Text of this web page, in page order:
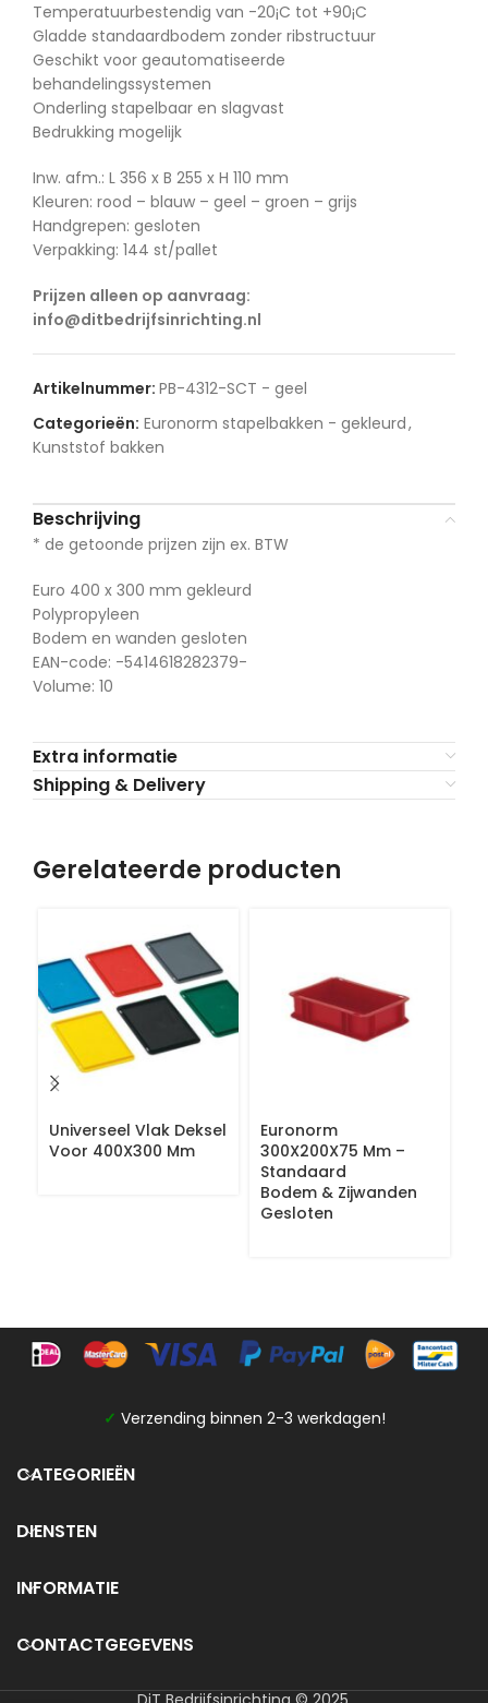
Temperatuurbestendig van -20¡C tot +90¡C
Gladde standaardbodem zonder ribstructuur
Geschikt voor geautomatiseerde
behandelingssystemen
Onderling stapelbaar en slagvast
Bedrukking mogelijk
Inw. afm.: L 356 x B 255 x H 110 mm
Kleuren: rood – blauw – geel – groen – grijs
Handgrepen: gesloten
Verpakking: 144 st/pallet
Prijzen alleen op aanvraag:
info@ditbedrijfsinrichting.nl
Artikelnummer: PB-4312-SCT - geel
Categorieën: Euronorm stapelbakken - gekleurd,
Kunststof bakken
Beschrijving
* de getoonde prijzen zijn ex. BTW
Euro 400 x 300 mm gekleurd
Polypropyleen
Bodem en wanden gesloten
EAN-code: -5414618282379-
Volume: 10
Extra informatie
Shipping & Delivery
Gerelateerde producten
Universeel Vlak Deksel
Voor 400X300 Mm
Euronorm
300X200X75 Mm –
Standaard
Bodem & Zijwanden
Gesloten
✓ Verzending binnen 2-3 werkdagen!
CATEGORIEËN
DIENSTEN
INFORMATIE
CONTACTGEGEVENS